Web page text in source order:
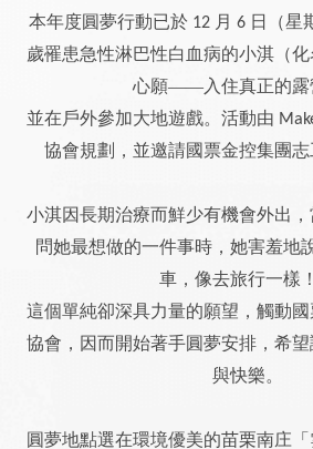
本年度圓夢行動已於 12 月 6 日（星
歲罹患急性淋巴性白血病的小淇（
心願——入住真正的露
並在戶外參加大地遊戲。活動由
協會規劃，並邀請國票金控集團志
小淇因長期治療而鮮少有機會外出
問她最想做的一件事時，她害羞地
車，像去旅行一樣
這個單純卻深具力量的願望，觸動
協會，因而開始著手圓夢安排，希
與快樂。
圓夢地點選在環境優美的苗栗南庄